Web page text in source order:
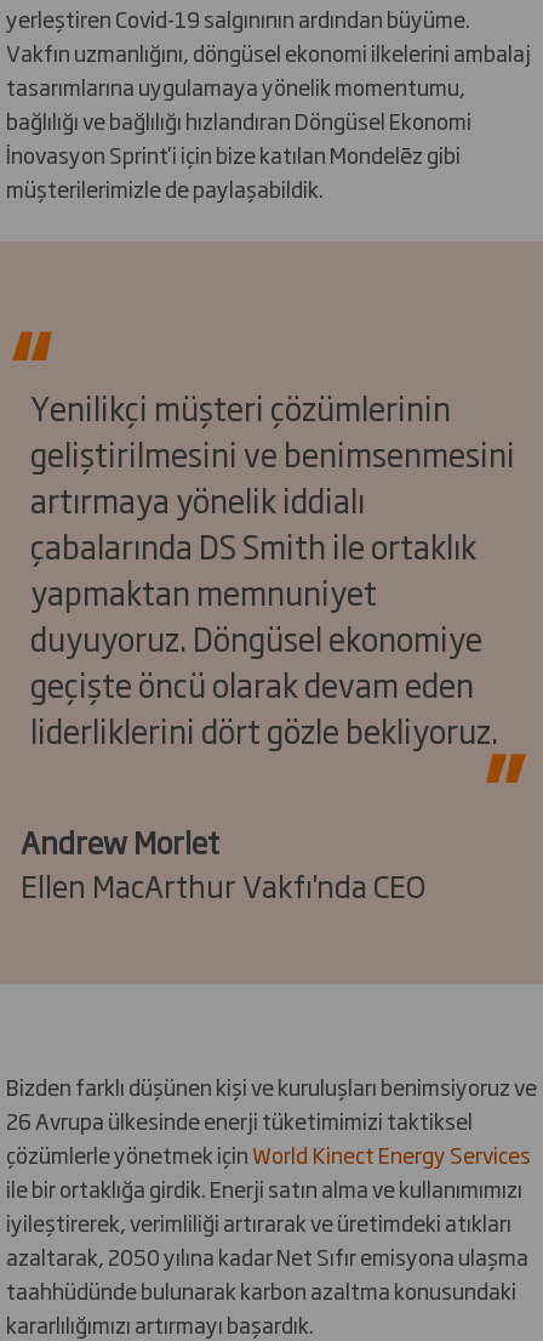
yerleştiren Covid-19 salgınının ardından büyüme.
Vakfın uzmanlığını, döngüsel ekonomi ilkelerini ambalaj
tasarımlarına uygulamaya yönelik momentumu,
bağlılığı ve bağlılığı hızlandıran Döngüsel Ekonomi
İnovasyon Sprint'i için bize katılan Mondelēz gibi
müşterilerimizle de paylaşabildik.
Yenilikçi müşteri çözümlerinin
geliştirilmesini ve benimsenmesini
artırmaya yönelik iddialı
çabalarında DS Smith ile ortaklık
yapmaktan memnuniyet
duyuyoruz. Döngüsel ekonomiye
geçişte öncü olarak devam eden
liderliklerini dört gözle bekliyoruz.
Andrew Morlet
Ellen MacArthur Vakfı'nda CEO
Bizden farklı düşünen kişi ve kuruluşları benimsiyoruz ve
26 Avrupa ülkesinde enerji tüketimimizi taktiksel
çözümlerle yönetmek içinWorld Kinect Energy Services
ile bir ortaklığa girdik. Enerji satın alma ve kullanımımızı
iyileştirerek, verimliliği artırarak ve üretimdeki atıkları
azaltarak, 2050 yılına kadar Net Sıfır emisyona ulaşma
taahhüdünde bulunarak karbon azaltma konusundaki
kararlılığımızı artırmayı başardık.